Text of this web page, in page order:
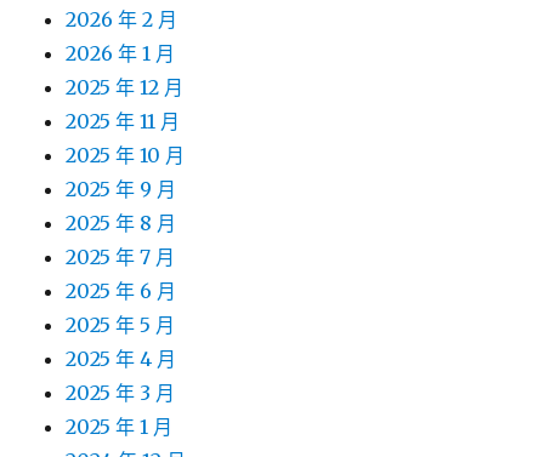
2026 年 2 月
2026 年 1 月
2025 年 12 月
2025 年 11 月
2025 年 10 月
2025 年 9 月
2025 年 8 月
2025 年 7 月
2025 年 6 月
2025 年 5 月
2025 年 4 月
2025 年 3 月
2025 年 1 月